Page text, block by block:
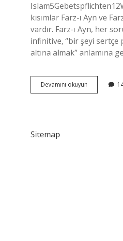
kısımlar Farz-ı Ayn ve
vardır. Farz-ı Ayn, her
infinitive, “bir şeyi sertçe
altına almak” anlamına
Devamını okuyun Farzdan
Önce
Sitemap